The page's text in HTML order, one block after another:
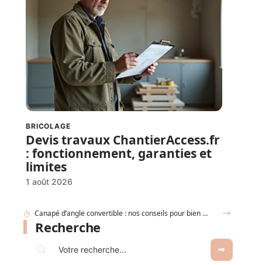
BRICOLAGE
Devis travaux ChantierAccess.fr
: fonctionnement, garanties et
limites
1 août 2026
Réussir son projet déco avec l’appli raffinement-et-habitat.fr, pièce par pièce
Recherche